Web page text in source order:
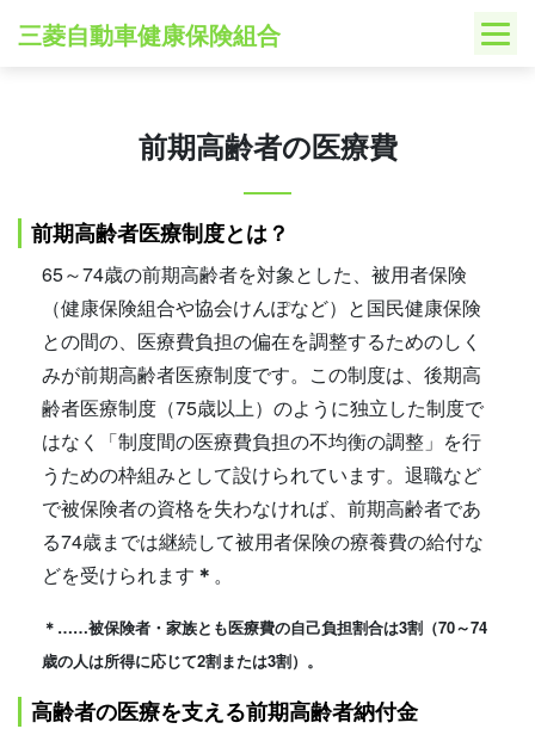
三菱自動車健康保険組合
前期高齢者の医療費
前期高齢者医療制度とは？
65～74歳の前期高齢者を対象とした、被用者保険
（健康保険組合や協会けんぽなど）と国民健康保険
との間の、医療費負担の偏在を調整するためのしく
みが前期高齢者医療制度です。この制度は、後期高
齢者医療制度（75歳以上）のように独立した制度で
はなく「制度間の医療費負担の不均衡の調整」を行
うための枠組みとして設けられています。退職など
で被保険者の資格を失わなければ、前期高齢者であ
る74歳までは継続して被用者保険の療養費の給付な
どを受けられます ＊ 。
＊……被保険者・家族とも医療費の自己負担割合は3割（70～74
歳の人は所得に応じて2割または3割）。
高齢者の医療を支える前期高齢者納付金